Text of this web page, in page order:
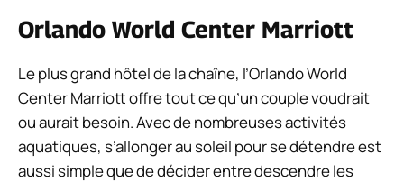
Orlando World Center Marriott
Le plus grand hôtel de la chaîne, l’Orlando World
Center Marriott offre tout ce qu’un couple voudrait
ou aurait besoin. Avec de nombreuses activités
aquatiques, s’allonger au soleil pour se détendre est
aussi simple que de décider entre descendre les